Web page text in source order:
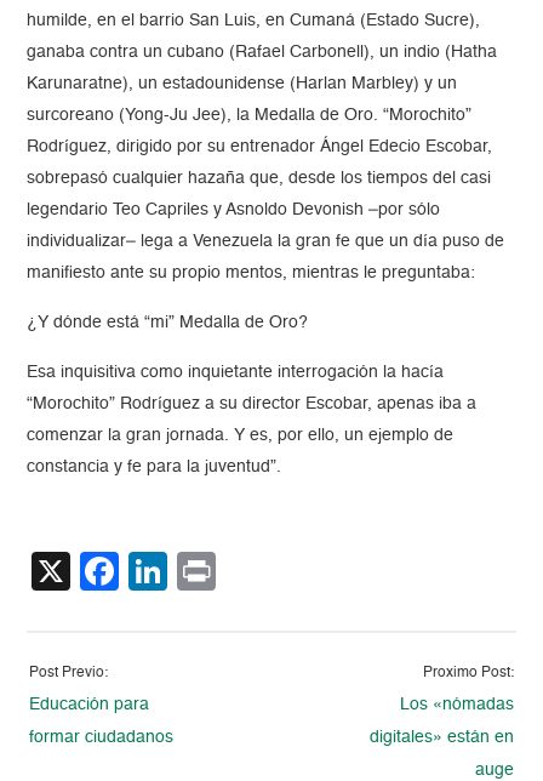
humilde, en el barrio San Luis, en Cumaná (Estado Sucre),
ganaba contra un cubano (Rafael Carbonell), un indio (Hatha
Karunaratne), un estadounidense (Harlan Marbley) y un
surcoreano (Yong-Ju Jee), la Medalla de Oro. “Morochito”
Rodríguez, dirigido por su entrenador Ángel Edecio Escobar,
sobrepasó cualquier hazaña que, desde los tiempos del casi
legendario Teo Capriles y Asnoldo Devonish –por sólo
individualizar– lega a Venezuela la gran fe que un día puso de
manifiesto ante su propio mentos, mientras le preguntaba:
¿Y dónde está “mi” Medalla de Oro?
Esa inquisitiva como inquietante interrogación la hacía
“Morochito” Rodríguez a su director Escobar, apenas iba a
comenzar la gran jornada. Y es, por ello, un ejemplo de
constancia y fe para la juventud”.
X Facebook
LinkedIn
Post Previo:
Educación para
formar ciudadanos
Proximo Post:
Los «nómadas
digitales» están en
auge